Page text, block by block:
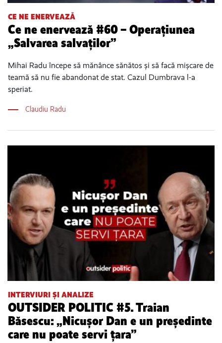
CE NE ENERVEAZĂ
Ce ne enervează #60 – Operațiunea
„Salvarea salvaților”
Mihai Radu începe să mănânce sănătos și să facă mișcare de
teamă să nu fie abandonat de stat. Cazul Dumbrava l-a
speriat.
Claudiu Radu
INTERVIURI ȘI ANALIZE
OUTSIDER POLITIC #5. Traian
Băsescu: „Nicușor Dan e un președinte
care nu poate servi țara”